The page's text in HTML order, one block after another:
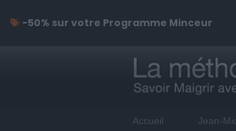
Accueil Jean-
-50% sur votre Programme Minceur